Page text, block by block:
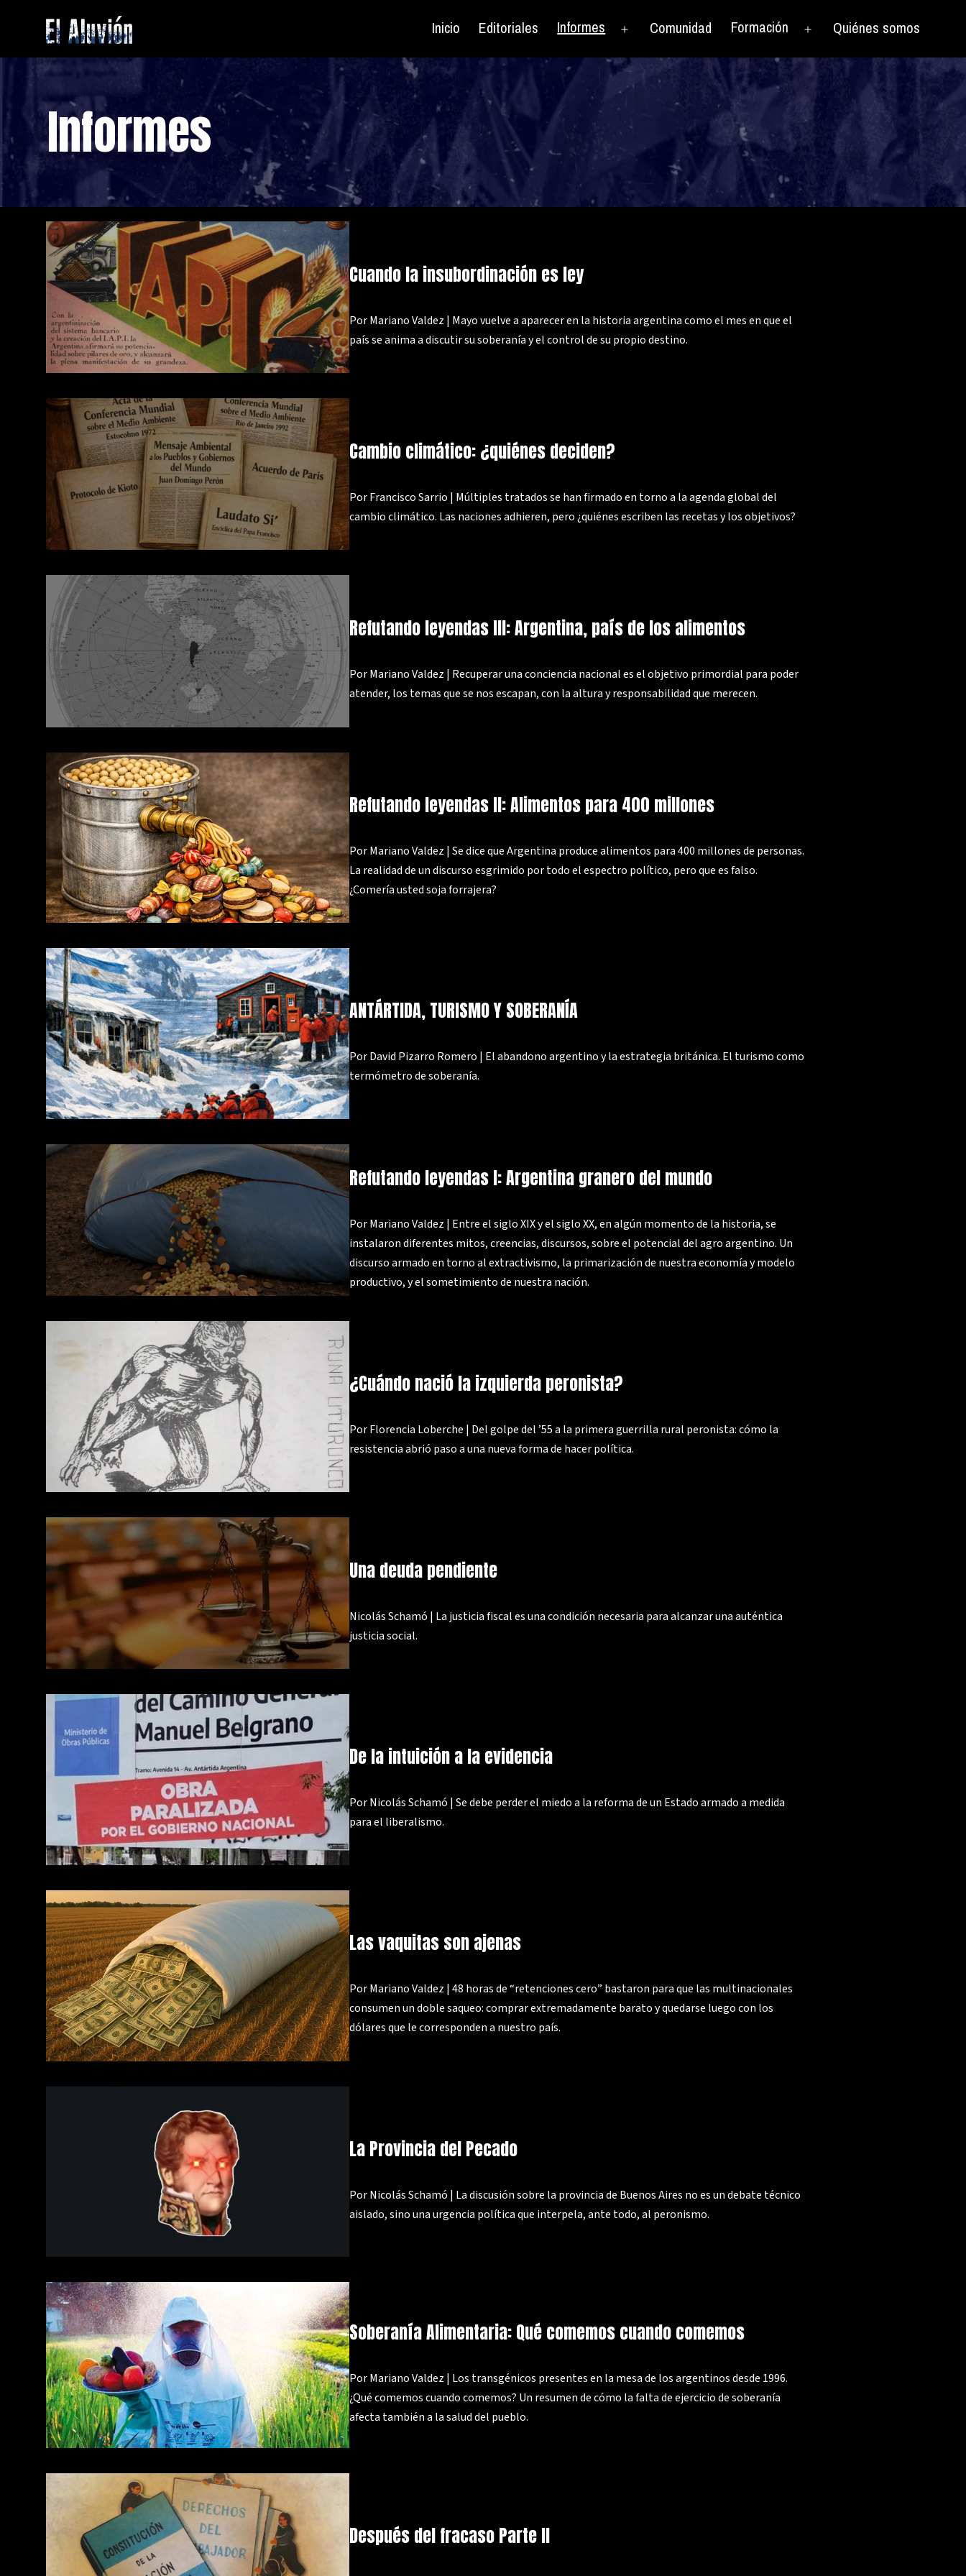
contenido
El
Inicio Editoriales Informes
Abrir
el
menú
Comunidad Formación
Abrir
el
Quiénes somos
Informes
Cuando la insubordinación es ley
Por Mariano Valdez | Mayo vuelve a aparecer en la historia argentina como el mes en que el
país se anima a discutir su soberanía y el control de su propio destino.
Cambio climático: ¿quiénes deciden?
Por Francisco Sarrio | Múltiples tratados se han firmado en torno a la agenda global del
cambio climático. Las naciones adhieren, pero ¿quiénes escriben las recetas y los objetivos?
Refutando leyendas III: Argentina, país de los alimentos
Por Mariano Valdez | Recuperar una conciencia nacional es el objetivo primordial para poder
atender, los temas que se nos escapan, con la altura y responsabilidad que merecen.
Refutando leyendas II: Alimentos para 400 millones
Por Mariano Valdez | Se dice que Argentina produce alimentos para 400 millones de personas.
La realidad de un discurso esgrimido por todo el espectro político, pero que es falso.
¿Comería usted soja forrajera?
ANTÁRTIDA, TURISMO Y SOBERANÍA
Por David Pizarro Romero | El abandono argentino y la estrategia británica. El turismo como
termómetro de soberanía.
Refutando leyendas I: Argentina granero del mundo
Por Mariano Valdez | Entre el siglo XIX y el siglo XX, en algún momento de la historia, se
instalaron diferentes mitos, creencias, discursos, sobre el potencial del agro argentino. Un
discurso armado en torno al extractivismo, la primarización de nuestra economía y modelo
productivo, y el sometimiento de nuestra nación.
¿Cuándo nació la izquierda peronista?
Por Florencia Loberche | Del golpe del ’55 a la primera guerrilla rural peronista: cómo la
resistencia abrió paso a una nueva forma de hacer política.
Una deuda pendiente
Nicolás Schamó | La justicia fiscal es una condición necesaria para alcanzar una auténtica
justicia social.
De la intuición a la evidencia
Por Nicolás Schamó | Se debe perder el miedo a la reforma de un Estado armado a medida
para el liberalismo.
Las vaquitas son ajenas
Por Mariano Valdez | 48 horas de “retenciones cero” bastaron para que las multinacionales
consumen un doble saqueo: comprar extremadamente barato y quedarse luego con los
dólares que le corresponden a nuestro país.
La Provincia del Pecado
Por Nicolás Schamó | La discusión sobre la provincia de Buenos Aires no es un debate técnico
aislado, sino una urgencia política que interpela, ante todo, al peronismo.
Soberanía Alimentaria: Qué comemos cuando comemos
Por Mariano Valdez | Los transgénicos presentes en la mesa de los argentinos desde 1996.
¿Qué comemos cuando comemos? Un resumen de cómo la falta de ejercicio de soberanía
afecta también a la salud del pueblo.
Después del fracaso Parte II